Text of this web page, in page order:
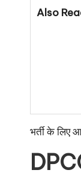
Also
भर्ती के लिए